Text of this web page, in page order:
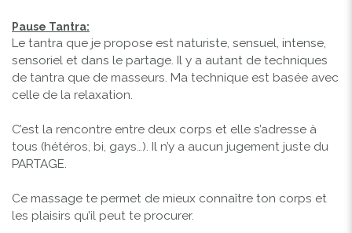
Pause Tantra:
Le tantra que je propose est naturiste, sensuel, intense,
sensoriel et dans le partage. Il y a autant de techniques
de tantra que de masseurs. Ma technique est basée avec
celle de la relaxation.
C’est la rencontre entre deux corps et elle s’adresse à
tous (hétéros, bi, gays…). Il n’y a aucun jugement juste du
PARTAGE.
Ce massage te permet de mieux connaître ton corps et
les plaisirs qu’il peut te procurer.